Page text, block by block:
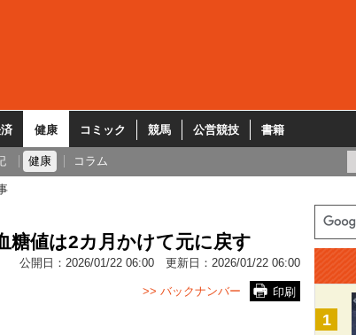
健康 コミック 競馬 公営競技 書籍
健康 コラム
糖値は2カ月かけて元に戻す
公開日： 2026/01/22 06:00 更新日： 2026/01/22 06:00
印刷
>> バックナンバー
1